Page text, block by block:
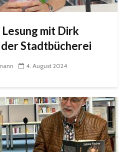
Lesung mit Dirk
Stadtbücherei
4. August 2024